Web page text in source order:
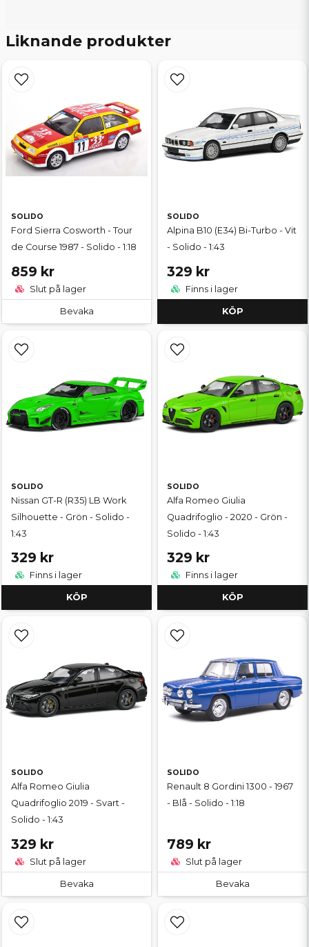
Liknande produkter
SOLIDO
Ford Sierra Cosworth - Tour
de Course 1987 - Solido - 1:18
859 kr
Slut på lager
Bevaka
SOLIDO
Alpina B10 (E34) Bi-Turbo - Vit
- Solido - 1:43
329 kr
Finns i lager
KÖP
SOLIDO
Nissan GT-R (R35) LB Work
Silhouette - Grön - Solido -
1:43
329 kr
Finns i lager
KÖP
SOLIDO
Alfa Romeo Giulia
Quadrifoglio - 2020 - Grön -
Solido - 1:43
329 kr
Finns i lager
KÖP
SOLIDO
Alfa Romeo Giulia
Quadrifoglio 2019 - Svart -
Solido - 1:43
329 kr
Slut på lager
Bevaka
SOLIDO
Renault 8 Gordini 1300 - 1967
- Blå - Solido - 1:18
789 kr
Slut på lager
Bevaka